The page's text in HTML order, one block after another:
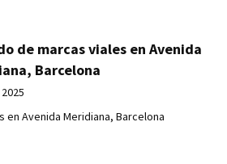
de marcas viales en Avenida
Barcelona
en Avenida Meridiana, Barcelona